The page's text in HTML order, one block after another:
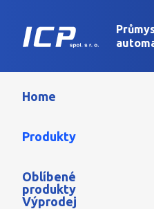
Home
Produkty
Oblíbené
produkty
Výprodej